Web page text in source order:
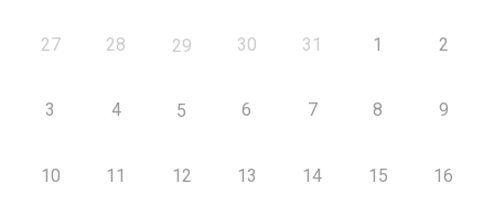
27 28 29 30 31 1 2
3 4 5 6 7 8 9
10 11 12 13 14 15 16